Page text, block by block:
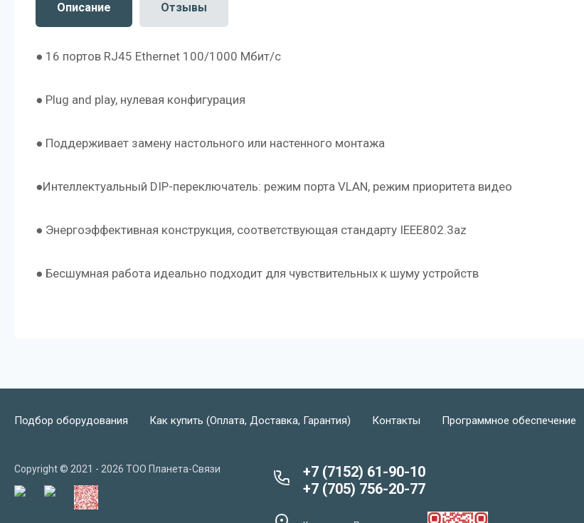
Описание Отзывы
● 16 портов RJ45 Ethernet 100/1000 Мбит/с
● Plug and play, нулевая конфигурация
● Поддерживает замену настольного или настенного монтажа
●Интеллектуальный DIP-переключатель: режим порта VLAN, режим приоритета видео
● Энергоэффективная конструкция, соответствующая стандарту IEEE802.3az
● Бесшумная работа идеально подходит для чувствительных к шуму устройств
Подбор оборудования Как купить (Оплата, Доставка, Гарантия) Контакты Программное обеспечение
Copyright © 2021 - 2026 ТОО Планета-Связи
+7 (7152) 61-90-10
+7 (705) 756-20-77